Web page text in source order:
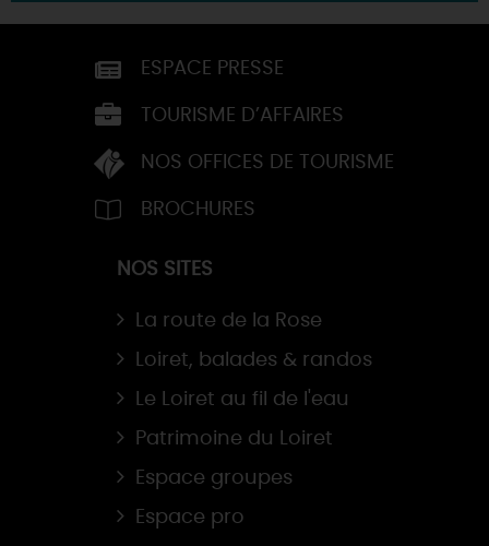
ESPACE PRESSE
TOURISME D’AFFAIRES
NOS OFFICES DE TOURISME
BROCHURES
NOS SITES
La route de la Rose
Loiret, balades & randos
Le Loiret au fil de l'eau
Patrimoine du Loiret
Espace groupes
Espace pro